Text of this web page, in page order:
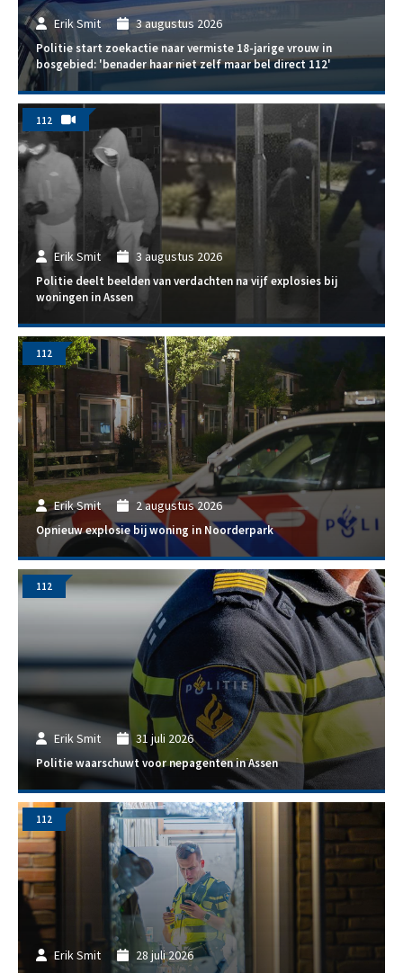
Erik Smit 3 augustus 2026
Politie start zoekactie naar vermiste 18-jarige vrouw in
bosgebied: 'benader haar niet zelf maar bel direct 112'
Erik Smit 3 augustus 2026
Politie deelt beelden van verdachten na vijf explosies bij
woningen in Assen
112
Erik Smit 2 augustus 2026
Opnieuw explosie bij woning in Noorderpark
112
Erik Smit 31 juli 2026
Politie waarschuwt voor nepagenten in Assen
112
Erik Smit 28 juli 2026
112